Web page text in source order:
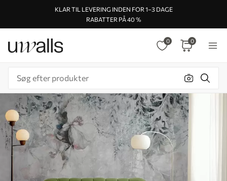
KLAR TIL LEVERING INDEN FOR 1–3 DAGE
RABATTER PÅ 40 %
0 0